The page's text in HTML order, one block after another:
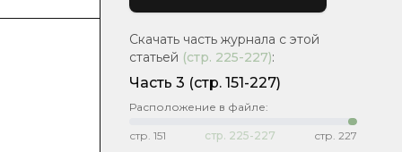
Скачать часть журнала с этой
статьей (стр. 225-227):
Часть 3 (стр. 151-227)
Расположение в файле:
стр. 151 стр. 225-227 стр. 227